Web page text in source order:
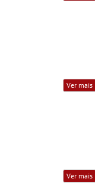
Ver mais
Ver mais